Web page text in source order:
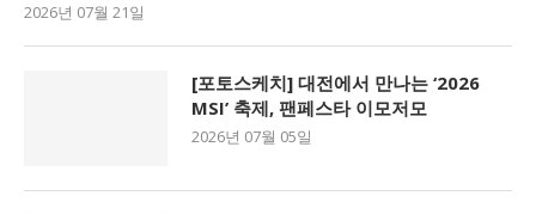
2026년 07월 21일
[포토스케치] 대전에서 만나는 ‘2026
MSI’ 축제, 팬페스타 이모저모
2026년 07월 05일